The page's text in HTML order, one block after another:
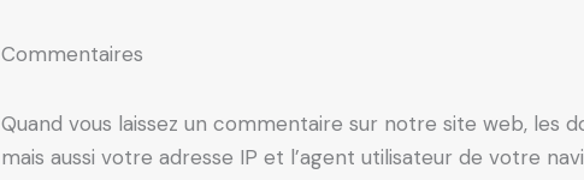
Commentaires
Quand vous laissez un commentaire sur notre site web, les
mais aussi votre adresse IP et l’agent utilisateur de votre